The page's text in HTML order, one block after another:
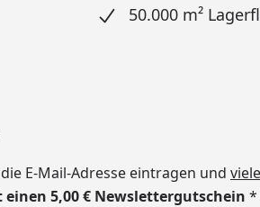
50.000 m²
E-Mail-Adresse eintragen und
einen 5,00 € Newslettergutschein *